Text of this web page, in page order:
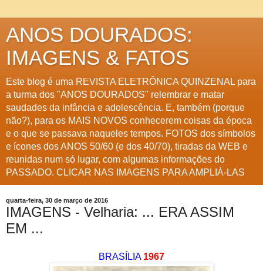
ANOS DOURADOS:
IMAGENS & FATOS
Este blog é uma REVISTA ELETRÔNICA QUINZENAL para
a turma dos "ANOS DOURADOS" relembrar e matar
saudades da infância e adolescência. E, também (porque
não?), para os MAIS NOVOS conhecerem coisas da época
e o que se passava naqueles tempos. FOTOS dos símbolos
e ícones dos ANOS 50/60 (e dos 40/70), tiradas da WEB e
reunidas num só lugar, com algumas informações do
PASSADO. CLICAR NAS IMAGENS PARA AMPLIÁ-LAS
quarta-feira, 30 de março de 2016
IMAGENS - Velharia: ... ERA ASSIM
EM ...
BRASÍLIA 1967